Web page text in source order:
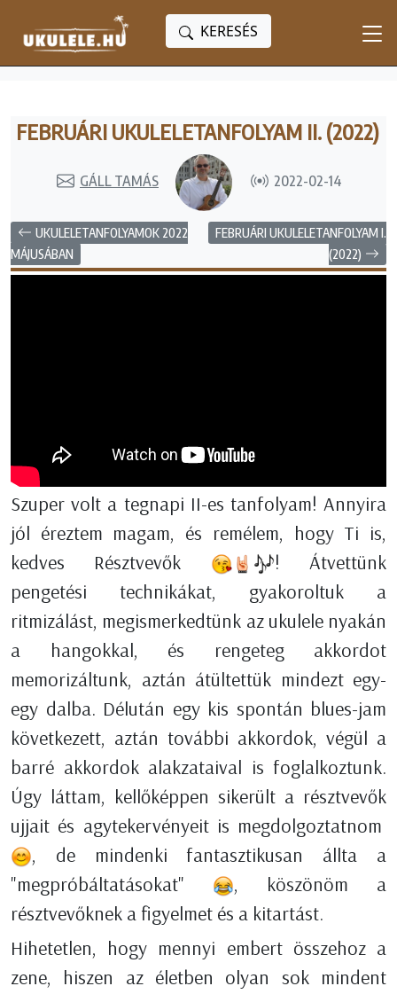
KERESÉS
FEBRUÁRI UKULELETANFOLYAM II. (2022)
GÁLL TAMÁS 2022-02-14
UKULELETANFOLYAMOK 2022
MÁJUSÁBAN
FEBRUÁRI UKULELETANFOLYAM I.
(2022)
Szuper volt a tegnapi II-es tanfolyam! Annyira
jól éreztem magam, és remélem, hogy Ti is,
kedves Résztvevők
! Átvettünk
pengetési technikákat, gyakoroltuk a
ritmizálást, megismerkedtünk az ukulele nyakán
a hangokkal, és rengeteg akkordot
memorizáltunk, aztán átültettük mindezt egy-
egy dalba. Délután egy kis spontán blues-jam
következett, aztán további akkordok, végül a
barré akkordok alakzataival is foglalkoztunk.
Úgy láttam, kellőképpen sikerült a résztvevők
ujjait és agytekervényeit is megdolgoztatnom
, de mindenki fantasztikusan állta a
"megpróbáltatásokat"
, köszönöm a
résztvevőknek a figyelmet és a kitartást.
Hihetetlen, hogy mennyi embert összehoz a
zene, hiszen az életben olyan sok mindent